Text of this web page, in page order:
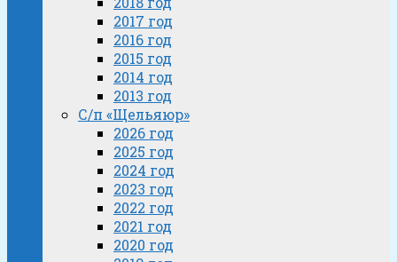
2017 год
2016 год
2015 год
2014 год
2013 год
С/п «Щельяюр»
2026 год
2025 год
2024 год
2023 год
2022 год
2021 год
2020 год